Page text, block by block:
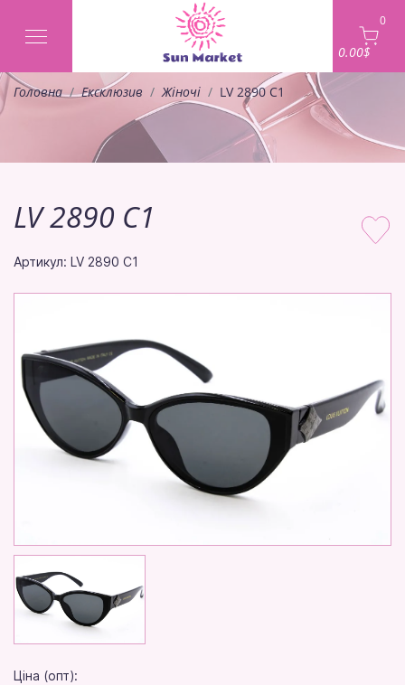
0
0.00$
Головна Ексклюзив Жіночі LV 2890 C1
LV 2890 C1
Артикул: LV 2890 C1
Ціна (опт):